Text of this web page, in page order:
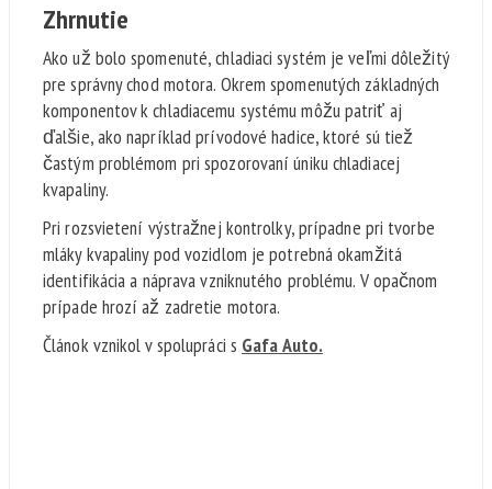
Zhrnutie
Ako už bolo spomenuté, chladiaci systém je veľmi dôležitý
pre správny chod motora. Okrem spomenutých základných
komponentov k chladiacemu systému môžu patriť aj
ďalšie, ako napríklad prívodové hadice, ktoré sú tiež
častým problémom pri spozorovaní úniku chladiacej
kvapaliny.
Pri rozsvietení výstražnej kontrolky, prípadne pri tvorbe
mláky kvapaliny pod vozidlom je potrebná okamžitá
identifikácia a náprava vzniknutého problému. V opačnom
prípade hrozí až zadretie motora.
Článok vznikol v spolupráci s Gafa Auto.